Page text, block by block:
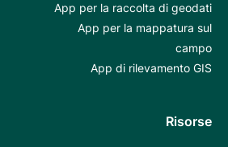
App per la raccolta di geodati
App per la mappatura sul
campo
App di rilevamento GIS
Risorse